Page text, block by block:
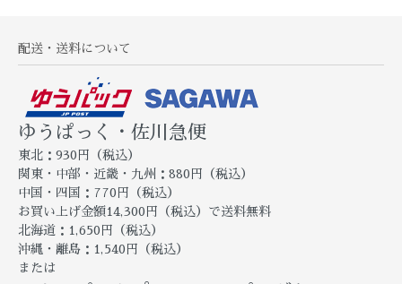
配送・送料について
ゆうぱっく・佐川急便
東北：930円（税込）
関東・中部・近畿・九州：880円（税込）
中国・四国：770円（税込）
お買い上げ金額14,300円（税込）で送料無料
北海道：1,650円（税込）
沖縄・離島：1,540円（税込）
または